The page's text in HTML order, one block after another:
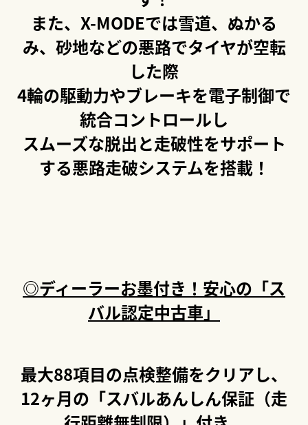
また、X-MODEでは雪道、ぬかる
み、砂地などの悪路でタイヤが空転
した際
4輪の駆動力やブレーキを電子制御で
統合コントロールし
スムーズな脱出と走破性をサポート
する悪路走破システムを搭載！
◎ディーラーお墨付き！安心の「ス
バル認定中古車」
最大88項目の点検整備をクリアし、
12ヶ月の「スバルあんしん保証（走